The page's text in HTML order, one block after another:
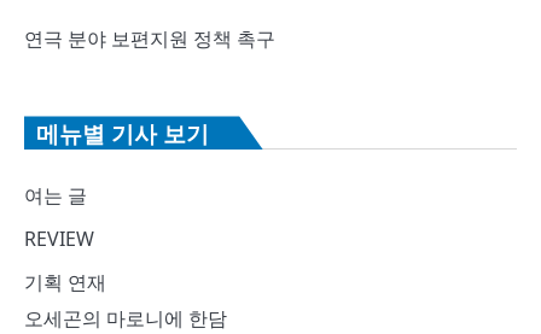
연극 분야 보편지원 정책 촉구
메뉴별 기사 보기
여는 글
REVIEW
기획 연재
오세곤의 마로니에 한담